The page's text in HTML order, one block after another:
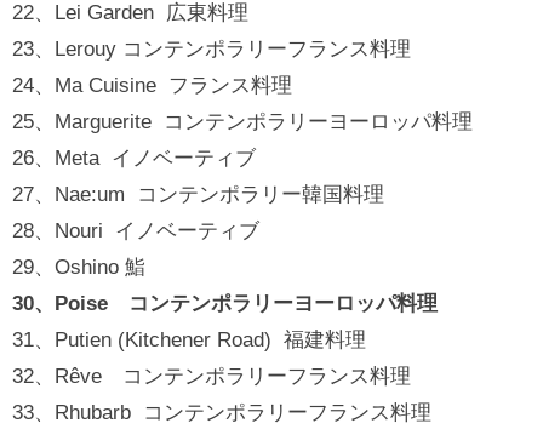
22、Lei Garden 広東料理
23、Lerouy コンテンポラリーフランス料理
24、Ma Cuisine フランス料理
25、Marguerite コンテンポラリーヨーロッパ料理
26、Meta イノベーティブ
27、Nae:um コンテンポラリー韓国料理
28、Nouri イノベーティブ
29、Oshino 鮨
30、Poise コンテンポラリーヨーロッパ料理
31、Putien (Kitchener Road) 福建料理
32、Rêve コンテンポラリーフランス料理
33、Rhubarb コンテンポラリーフランス料理